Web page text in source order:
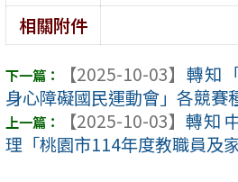
相關附件
【2025-10-03】 轉知
身心障礙國民運動會」各競賽
【2025-10-03】 轉知
理「桃園市114年度教職員及